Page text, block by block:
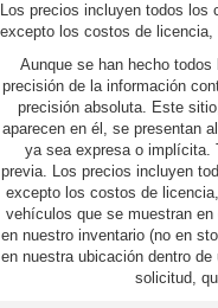
Los precios incluyen todos los
excepto los costos de
Aunque se han hecho
precisión de la información
precisión absoluta. Este
aparecen en él, se presentan
ya sea expresa o implícita.
previa. Los precios incluyen
excepto los costos de
vehículos que se muestran
en nuestro inventario (no en
en nuestra ubicación dentro
solicitud,